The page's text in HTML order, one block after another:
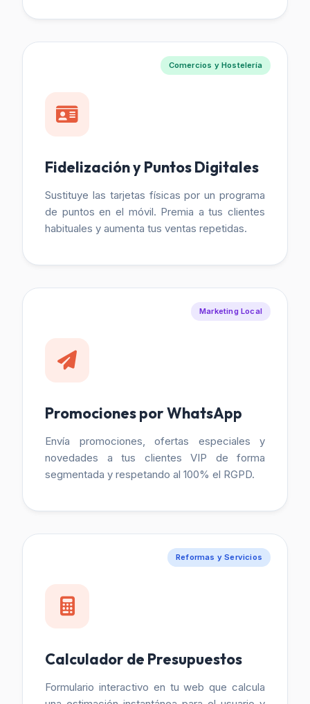
Comercios y Hostelería
Fidelización y Puntos Digitales
Sustituye las tarjetas físicas por un programa
de puntos en el móvil. Premia a tus clientes
habituales y aumenta tus ventas repetidas.
Marketing Local
Promociones por WhatsApp
Envía promociones, ofertas especiales y
novedades a tus clientes VIP de forma
segmentada y respetando al 100% el RGPD.
Reformas y Servicios
Calculador de Presupuestos
Formulario interactivo en tu web que calcula